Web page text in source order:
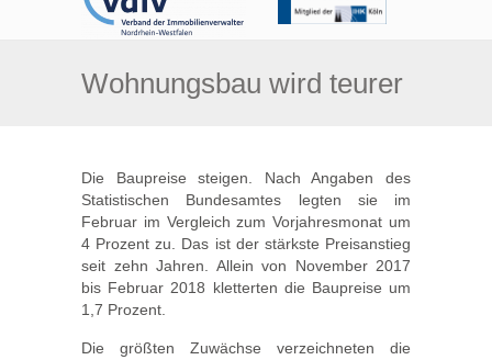
Wohnungsbau wird teurer
Die Baupreise steigen. Nach Angaben des
Statistischen Bundesamtes legten sie im
Februar im Vergleich zum Vorjahresmonat um
4 Prozent zu. Das ist der stärkste Preisanstieg
seit zehn Jahren. Allein von November 2017
bis Februar 2018 kletterten die Baupreise um
1,7 Prozent.
Die größten Zuwächse verzeichneten die